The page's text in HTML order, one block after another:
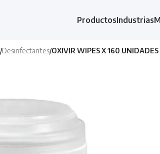
ProductosIndustrias
/Desinfectantes/OXIVIR WIPES X 160 UNIDADES